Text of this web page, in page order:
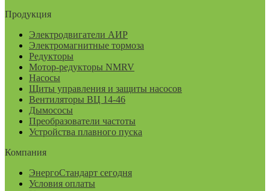
Продукция
Электродвигатели АИР
Электромагнитные тормоза
Редукторы
Мотор-редукторы NMRV
Насосы
Щиты управления и защиты насосов
Вентиляторы ВЦ 14-46
Дымососы
Преобразователи частоты
Устройства плавного пуска
Компания
ЭнергоСтандарт сегодня
Условия оплаты